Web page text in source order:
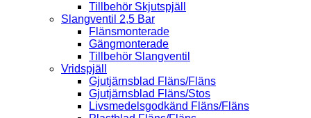
Tillbehör Skjutspjäll
Slangventil 2,5 Bar
Flänsmonterade
Gängmonterade
Tillbehör Slangventil
Vridspjäll
Gjutjärnsblad Fläns/Fläns
Gjutjärnsblad Fläns/Stos
Livsmedelsgodkänd Fläns/Fläns